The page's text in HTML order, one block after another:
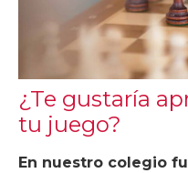
¿Te gustaría
tu juego?
En nuestro colegio